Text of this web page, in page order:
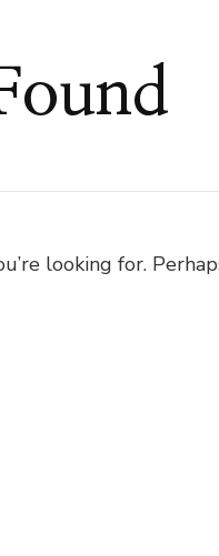
looking for.